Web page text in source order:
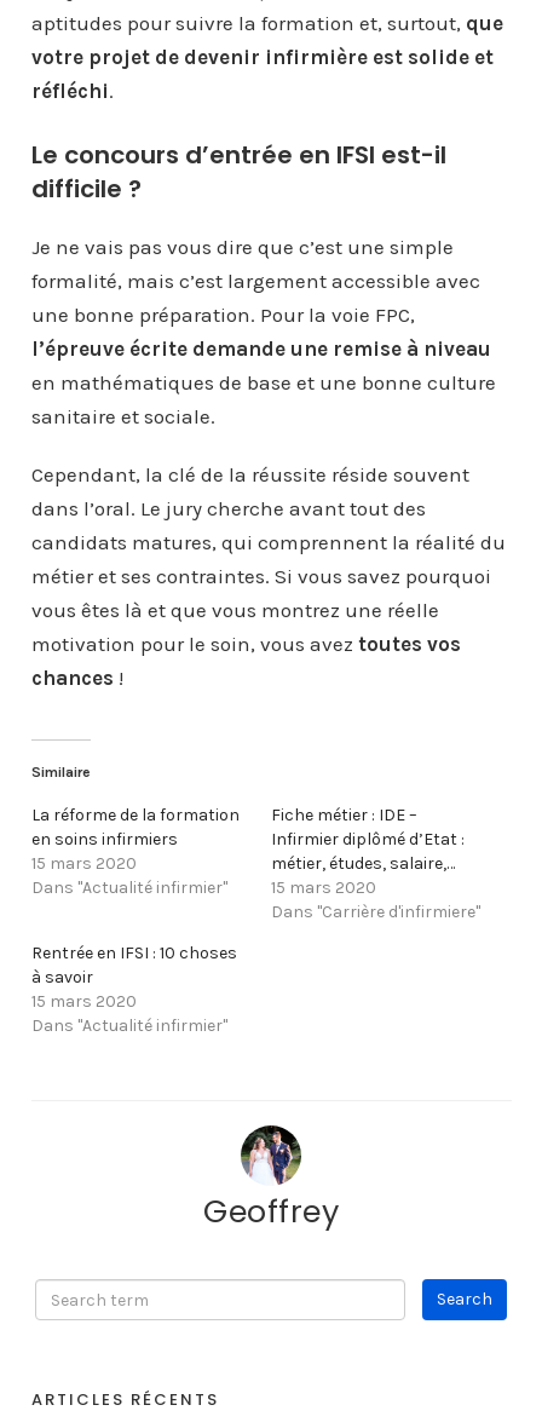
aptitudes pour suivre la formation et, surtout, que
votre projet de devenir infirmière est solide et
réfléchi.
Le concours d’entrée en IFSI est-il
difficile ?
Je ne vais pas vous dire que c’est une simple
formalité, mais c’est largement accessible avec
une bonne préparation. Pour la voie FPC,
l’épreuve écrite demande une remise à niveau
en mathématiques de base et une bonne culture
sanitaire et sociale.
Cependant, la clé de la réussite réside souvent
dans l’oral. Le jury cherche avant tout des
candidats matures, qui comprennent la réalité du
métier et ses contraintes. Si vous savez pourquoi
vous êtes là et que vous montrez une réelle
motivation pour le soin, vous avez toutes vos
chances !
Similaire
La réforme de la formation
en soins infirmiers
15 mars 2020
Dans "Actualité infirmier"
Fiche métier : IDE –
Infirmier diplômé d’Etat :
métier, études, salaire,…
15 mars 2020
Dans "Carrière d'infirmiere"
Rentrée en IFSI : 10 choses
à savoir
15 mars 2020
Dans "Actualité infirmier"
Geoffrey
ARTICLES RÉCENTS